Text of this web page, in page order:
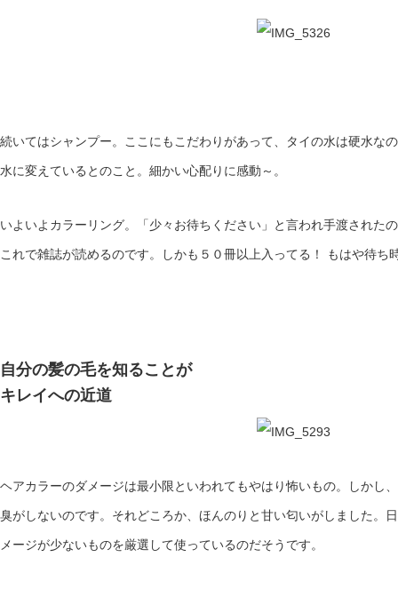
続いてはシャンプー。ここにもこだわりがあって、タイの水は硬水な
水に変えているとのこと。細かい心配りに感動～。
いよいよカラーリング。「少々お待ちください」と言われ手渡された
これで雑誌が読めるのです。しかも５０冊以上入ってる！ もはや待
自分の髪の毛を知ることが
キレイへの近道
ヘアカラーのダメージは最小限といわれてもやはり怖いもの。しかし
臭がしないのです。それどころか、ほんのりと甘い匂いがしました。
メージが少ないものを厳選して使っているのだそうです。